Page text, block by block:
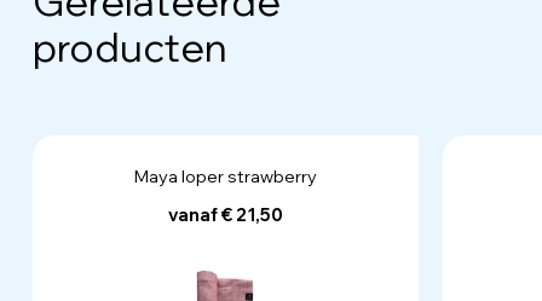
producten
Maya loper strawberry
vanaf € 21,50